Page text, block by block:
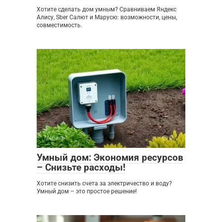
Хотите сделать дом умным? Сравниваем Яндекс
Алису, Sber Салют и Марусю: возможности, цены,
совместимость.
Мебель 0
Умный дом: Экономия ресурсов
– Снизьте расходы!
Хотите снизить счета за электричество и воду?
Умный дом – это простое решение!